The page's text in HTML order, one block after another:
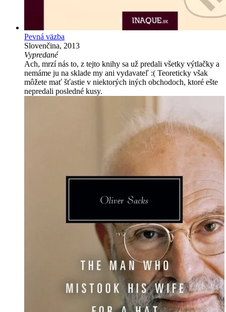
Pevná väzba
Slovenčina, 2013
Vypredané
Ach, mrzí nás to, z tejto knihy sa už predali všetky výtlačky a
nemáme ju na sklade my ani vydavateľ :( Teoreticky však
môžete mať šťastie v niektorých iných obchodoch, ktoré ešte
nepredali posledné kusy.